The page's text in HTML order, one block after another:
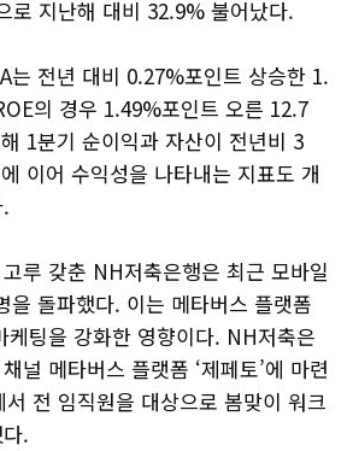
로 지난해 대비 32.9% 불어났다.
는 전년 대비 0.27%포인트 상승한 1.
의 경우 1.49%포인트 오른 12.7
1분기 순이익과 자산이 전년비 3
이어 수익성을 나타내는 지표도 개
루 갖춘 NH저축은행은 최근 모바일
을 돌파했다. 이는 메타버스 플랫폼
케팅을 강화한 영향이다. NH저축은
널 메타버스 플랫폼 ‘제페토’에 마련
서 전 임직원을 대상으로 봄맞이 워크
.